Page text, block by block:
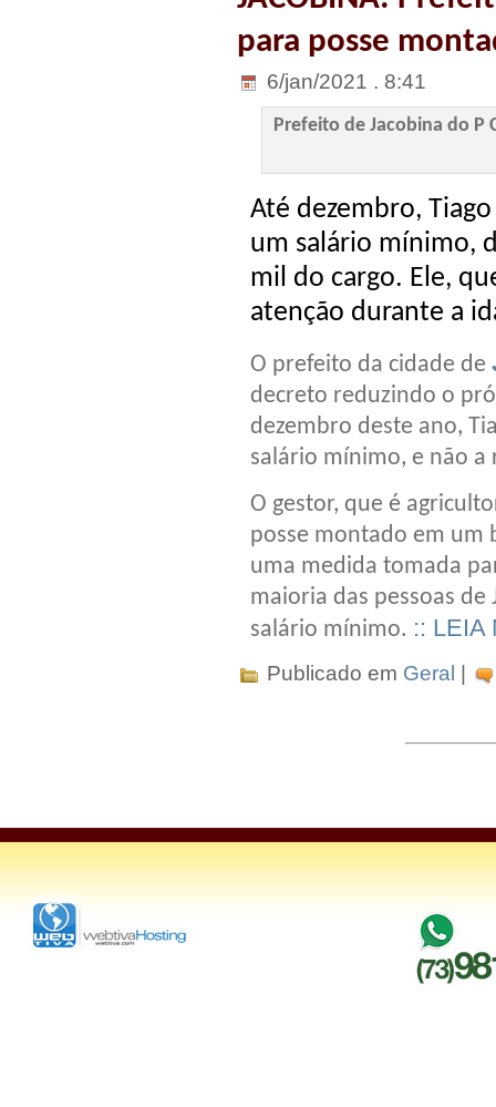
para posse
6/jan/2021 . 8:41
Prefeito de Jacobina do P
Até dezembro,
um salário mínimo,
mil do cargo. Ele,
atenção durante a
O prefeito da cidade de
decreto reduzindo o
dezembro deste ano,
salário mínimo, e não a
O gestor, que é
posse montado em um
uma medida tomada
maioria das pessoas
salário mínimo. :: LEIA
Publicado em Geral